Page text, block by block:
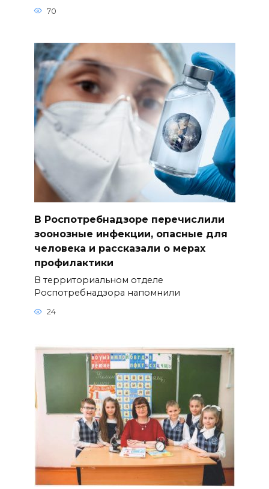
70
В Роспотребнадзоре перечислили
зоонозные инфекции, опасные для
человека и рассказали о мерах
профилактики
В территориальном отделе
Роспотребнадзора напомнили
24